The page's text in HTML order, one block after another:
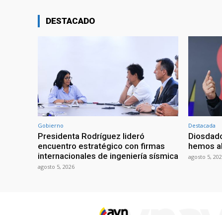
DESTACADO
Gobierno
Presidenta Rodríguez lideró
encuentro estratégico con firmas
internacionales de ingeniería sísmica
agosto 5, 2026
Destacada
hemos
agosto 5,